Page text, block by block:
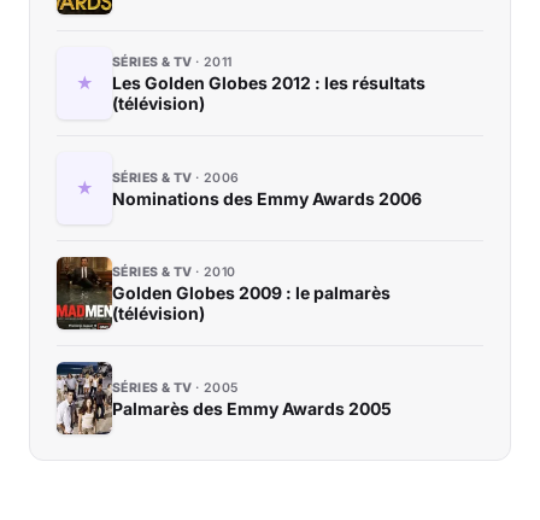
SÉRIES & TV 2011
Les Golden Globes 2012 : les résultats
(télévision)
SÉRIES & TV 2006
Nominations des Emmy Awards 2006
SÉRIES & TV 2010
Golden Globes 2009 : le palmarès
(télévision)
SÉRIES & TV 2005
Palmarès des Emmy Awards 2005